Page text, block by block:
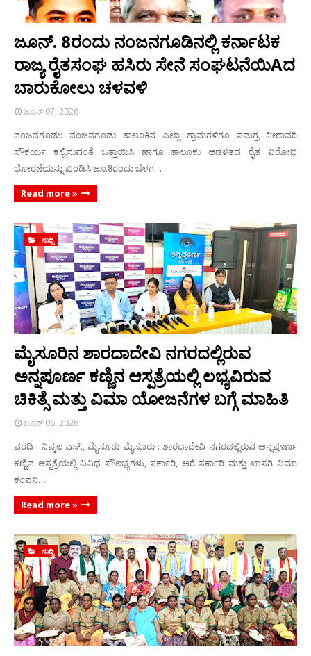
ಜೂನ್. 8ರಂದು ನಂಜನಗೂಡಿನಲ್ಲಿ ಕರ್ನಾಟಕ
ರಾಜ್ಯ ರೈತಸಂಘ ಹಸಿರು ಸೇನೆ ಸಂಘಟನೆಯಿAದ
ಬಾರುಕೋಲು ಚಳವಳಿ
ಜೂನ್ 07, 2026
ನಂಜನಗೂಡು: ನಂಜನಗೂಡು ತಾಲೂಕಿನ ಎಲ್ಲಾ ಗ್ರಾಮಗಳಿಗೂ ಸಮಗ್ರ ನೀರಾವರಿ
ಸೌಕರ್ಯ ಕಲ್ಪಿಸುವಂತೆ ಒತ್ತಾಯಿಸಿ ಹಾಗೂ ತಾಲೂಕು ಆಡಳಿತದ ರೈತ ವಿರೋಧಿ
ಧೋರಣೆಯನ್ನು ಖಂಡಿಸಿ ಜೂ.8ರಂದು ಬೆಳಗ…
Read more »
ಸುದ್ದಿ
ಮೈಸೂರಿನ ಶಾರದಾದೇವಿ ನಗರದಲ್ಲಿರುವ
ಅನ್ನಪೂರ್ಣ ಕಣ್ಣಿನ ಆಸ್ಪತ್ರೆಯಲ್ಲಿ ಲಭ್ಯವಿರುವ
ಚಿಕಿತ್ಸೆ ಮತ್ತು ವಿಮಾ ಯೋಜನೆಗಳ ಬಗ್ಗೆ ಮಾಹಿತಿ
ಜೂನ್ 06, 2026
ವರದಿ : ನಿಷ್ಕಲ ಎಸ್., ಮೈಸೂರು ಮೈಸೂರು : ಶಾರದಾದೇವಿ ನಗರದಲ್ಲಿರುವ ಅನ್ನಪೂರ್ಣ
ಕಣ್ಣಿನ ಆಸ್ಪತ್ರೆಯಲ್ಲಿ ವಿವಿಧ ಸೌಲಭ್ಯಗಳು, ಸರ್ಕಾರಿ, ಅರೆ ಸರ್ಕಾರಿ ಮತ್ತು ಖಾಸಗಿ ವಿಮಾ
ಕಂಪನಿ…
Read more »
ಸುದ್ದಿ